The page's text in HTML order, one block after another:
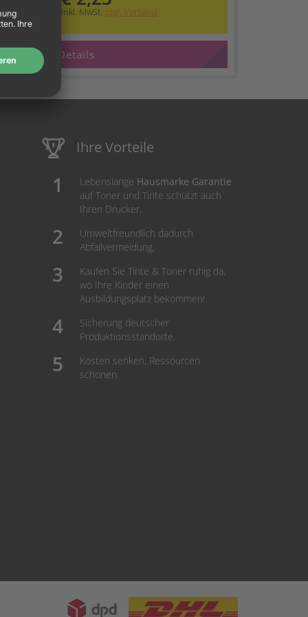
inkl. MwSt. zzgl. Versand
Details
Ihre Vorteile
Lebenslange Hausmarke Garantie
auf Toner und Tinte schützt auch
Ihren Drucker.
Umweltfreundlich dadurch
Abfallvermeidung.
Kaufen Sie Tinte & Toner ruhig da,
wo Ihre Kinder einen
Ausbildungsplatz bekommen!
Sicherung deutscher
Produktionsstandorte.
Kosten senken, Ressourcen
schonen.